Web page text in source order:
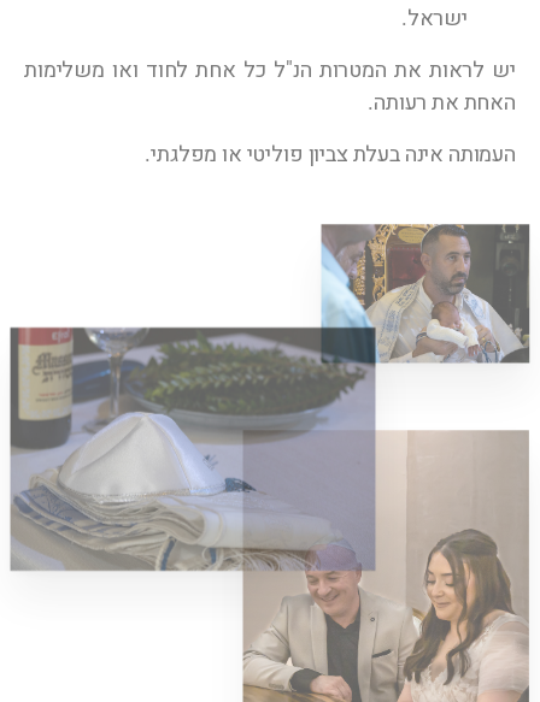
ישראל.
יש לראות את המטרות הנ"ל כל אחת לחוד ואו משלימות
האחת את רעותה.
העמותה אינה בעלת צביון פוליטי או מפלגתי.